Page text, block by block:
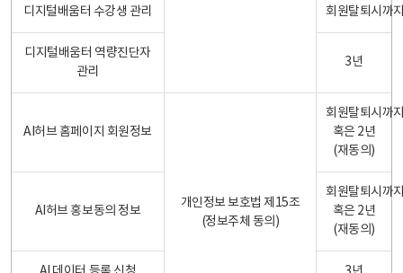
디지털배움터 수강생 관리 회원탈퇴시까
디지털배움터 역량진단자
관리
3년
AI허브 홈페이지 회원정보
개인정보 보호법 제15조
(정보주체 동의)
회원탈퇴시까
혹은 2년
(재동의)
AI허브 홍보동의 정보
회원탈퇴시까
혹은 2년
(재동의)